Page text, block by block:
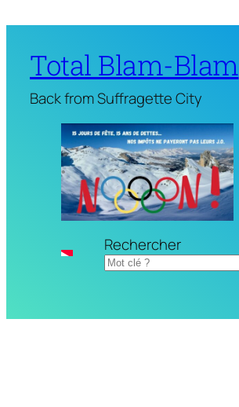
Total Blam-Blam
Back from Suffragette City
Rechercher